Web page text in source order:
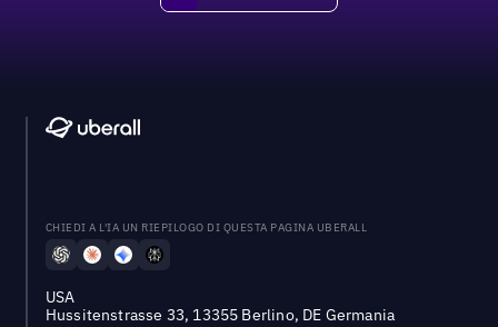
CHIEDI A L'IA UN RIEPILOGO DI QUESTA PAGINA UBERALL
USA
Hussitenstrasse 33, 13355 Berlino, DE Germania